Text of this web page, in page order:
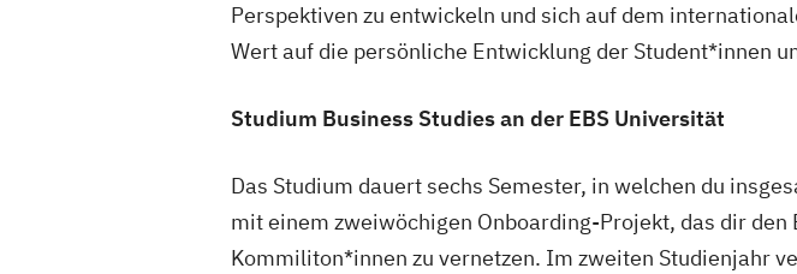
Perspektiven zu entwickeln und sich auf dem
Wert auf die persönliche Entwicklung der Student*innen
Studium Business Studies an der EBS Universität
Das Studium dauert sechs Semester, in welchen du
mit einem zweiwöchigen Onboarding-Projekt, das dir
Kommiliton*innen zu vernetzen. Im zweiten Studienjahr